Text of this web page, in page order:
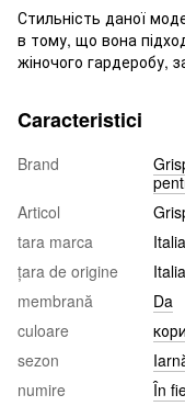
Стильність даної
в тому, що вона
жіночого гардеробу,
Caracteristici
Brand
Articol
tara marca
Italia
țara de origine
Italia
membrană
Da
culoare
sezon
numire
În